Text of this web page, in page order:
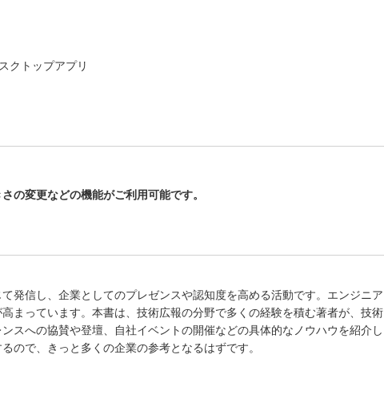
クトップアプリ
の変更などの機能がご利用可能です。
発信し、企業としてのプレゼンスや認知度を高める活動です。エンジニア
まっています。本書は、技術広報の分野で多くの経験を積む著者が、技術
スへの協賛や登壇、自社イベントの開催などの具体的なノウハウを紹介し
ので、きっと多くの企業の参考となるはずです。